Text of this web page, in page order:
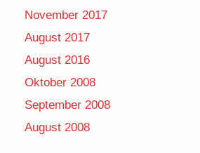
November 2017
August 2017
August 2016
Oktober 2008
September 2008
August 2008